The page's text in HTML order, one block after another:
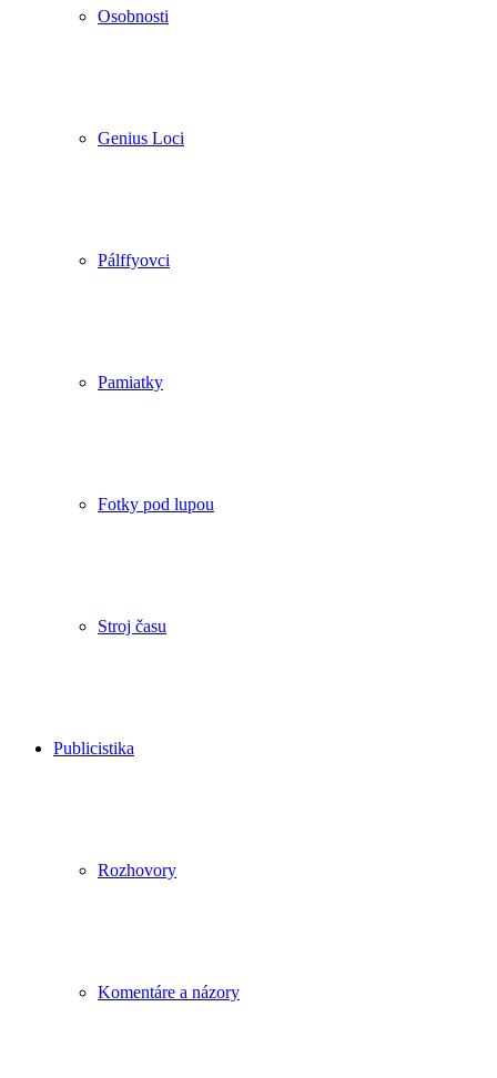
Osobnosti
Genius Loci
Pálffyovci
Pamiatky
Fotky pod lupou
Stroj času
Publicistika
Rozhovory
Komentáre a názory